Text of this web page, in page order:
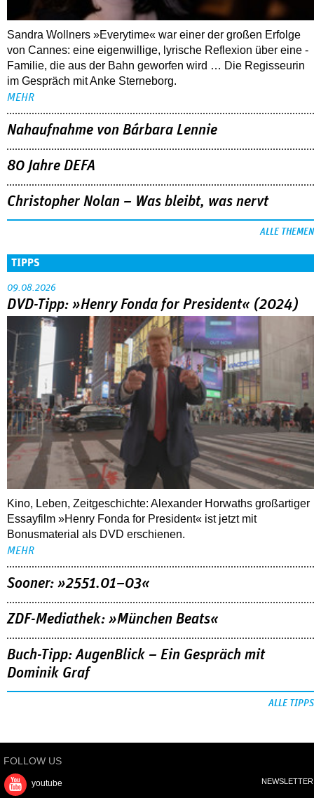
Sandra Wollners »Everytime« war einer der großen Erfolge
von Cannes: eine eigenwillige, lyrische Reflexion über eine ­
Familie, die aus der Bahn geworfen wird … Die Regisseurin
im Gespräch mit Anke Sterneborg.
MEHR
Nahaufnahme von Bárbara Lennie
80 Jahre DEFA
Christopher Nolan – Was bleibt, was nervt
ALLE THEMEN
TIPPS
09.08.2026
DVD-Tipp: »Henry Fonda for President« (2024)
Kino, Leben, Zeitgeschichte: Alexander Horwaths großartiger
Essayfilm »Henry Fonda for President« ist jetzt mit
Bonusmaterial als DVD erschienen.
MEHR
Sooner: »2551.01–03«
ZDF-Mediathek: »München Beats«
Buch-Tipp: AugenBlick – Ein Gespräch mit
Dominik Graf
ALLE TIPPS
FOLLOW US
youtube NEWSLETTER